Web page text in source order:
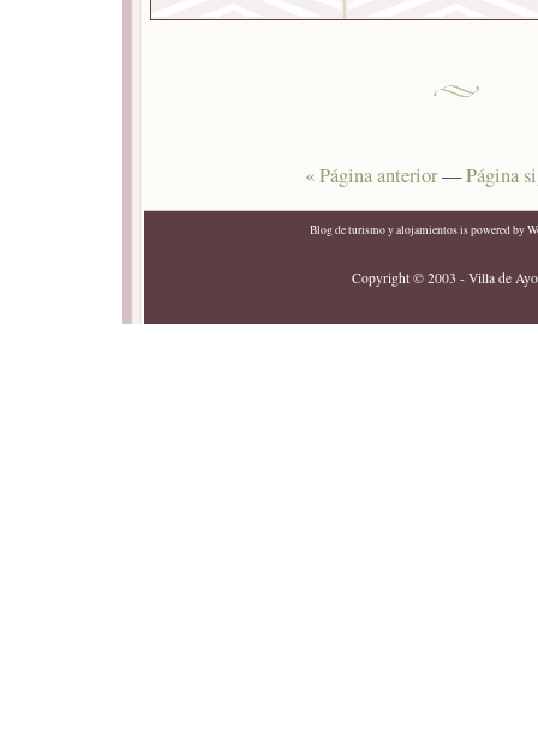
« Página anterior—Página
Blog de turismo y alojamientosis powered by
Copyright © 2003 - Villa de